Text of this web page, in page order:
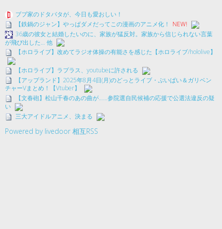
ブブ家のドタバタが、今日も愛おしい！
【鉄鍋のジャン】やっぱダメだってこの漫画のアニメ化！
NEW!
36歳の彼女と結婚したいのに、家族が猛反対。家族から信じられない言葉
が飛び出した… 他
【ホロライブ】改めてラジオ体操の有能さを感じた【ホロライブ/hololive】
【ホロライブ】ラプラス、youtubeに許される
【アップランド】2025年8月4日(月)のどっとライブ・ぶいぱい＆ガリベン
チャーVまとめ！【Vtuber】
【文春砲】松山千春のあの曲が……参院選自民候補の応援で公選法違反の疑
い
三大アイドルアニメ、決まる
Powered by livedoor 相互RSS